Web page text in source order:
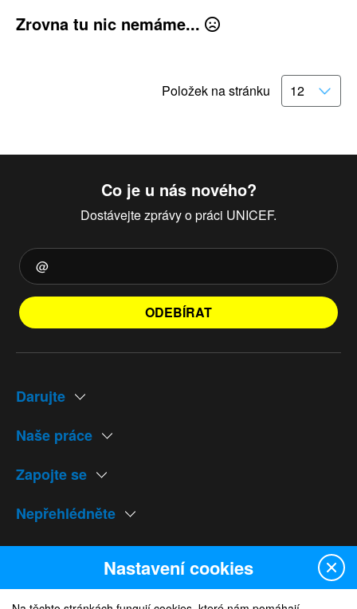
Zrovna tu nic nemáme...
Položek na stránku
Co je u nás nového?
Dostávejte zprávy o práci UNICEF.
ODEBÍRAT
Darujte
Naše práce
Zapojte se
Nepřehlédněte
Naše weby
Nastavení cookies